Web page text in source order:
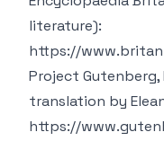
literature):
https://
Project Gutenberg,
translation by
https://